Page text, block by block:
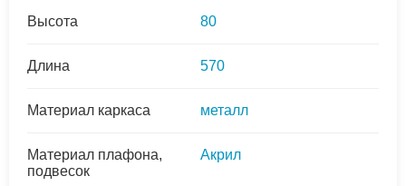
Высота 80
Длина 570
Материал каркаса металл
Материал плафона,
подвесок
Акрил